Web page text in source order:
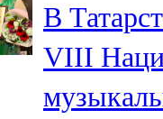
В
VIII